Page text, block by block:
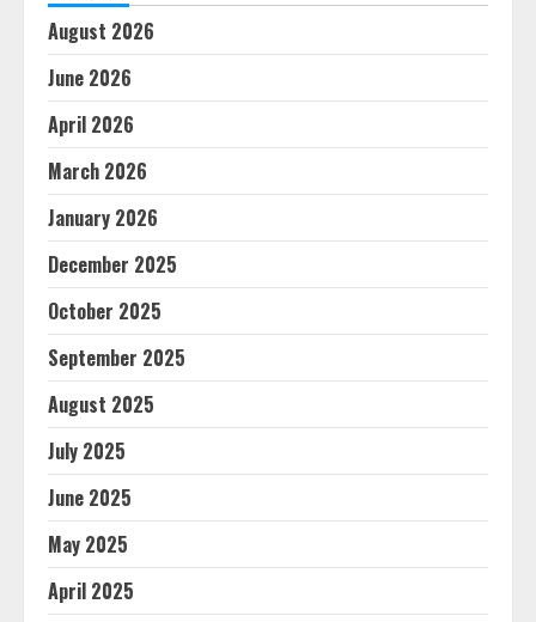
August 2026
June 2026
April 2026
March 2026
January 2026
December 2025
October 2025
September 2025
August 2025
July 2025
June 2025
May 2025
April 2025